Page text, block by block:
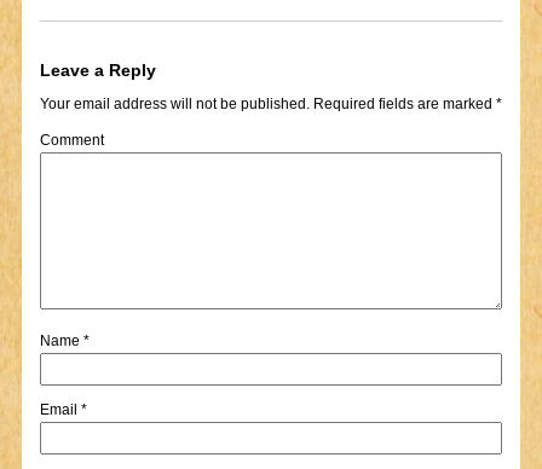
Leave a Reply
Your email address will not be published.Required fields are marked *
Comment
Name *
Email *